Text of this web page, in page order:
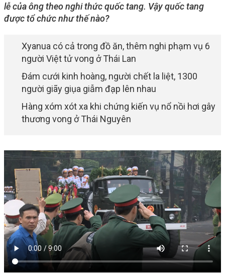
lễ của ông theo nghi thức quốc tang. Vậy quốc tang
được tổ chức như thế nào?
Xyanua có cả trong đồ ăn, thêm nghi phạm vụ 6
người Việt tử vong ở Thái Lan
Đám cưới kinh hoàng, người chết la liệt, 1300
người giãy giụa giẫm đạp lên nhau
Hàng xóm xót xa khi chứng kiến vụ nổ nồi hơi gây
thương vong ở Thái Nguyên